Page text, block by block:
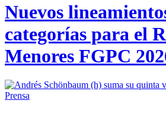
Nuevos
categorías para el
Menores FGPC